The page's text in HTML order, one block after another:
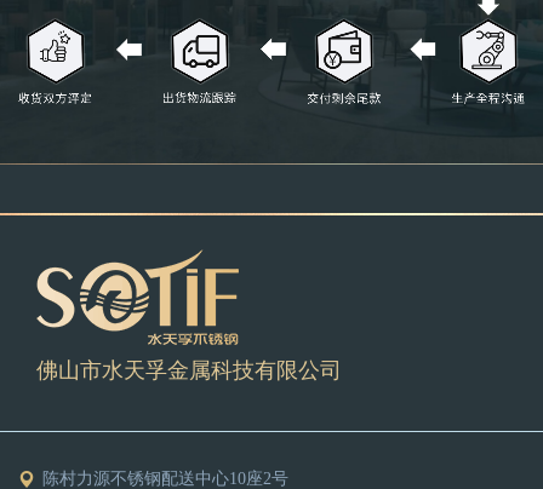
佛山市水天孚金属科技有限公司
陈村力源不锈钢配送中心10座2号